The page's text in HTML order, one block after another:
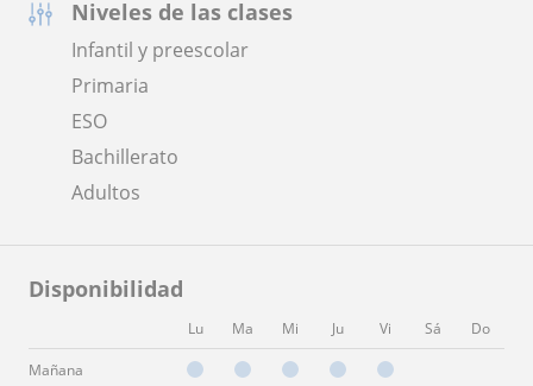
Niveles de las clases
Infantil y preescolar
Primaria
ESO
Bachillerato
Adultos
Disponibilidad
Lu Ma Mi Ju Vi Sá Do
Mañana